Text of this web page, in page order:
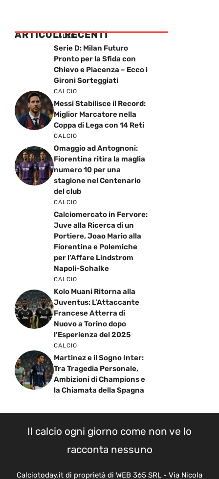
Serie D: Milan Futuro
Pronto per la Sfida con
Chievo e Piacenza – Ecco i
Gironi Sorteggiati
CALCIO
Messi Stabilisce il Record:
Miglior Marcatore nella
Coppa di Lega con 14 Reti
CALCIO
Omaggio ad Antognoni:
Fiorentina ritira la maglia
numero 10 per una
stagione nel Centenario
del club
CALCIO
Calciomercato in Fervore:
Juve alla Ricerca di un
Portiere, Joao Mario alla
Fiorentina e Polemiche
per l’Affare Lindstrom
Napoli-Schalke
CALCIO
Kolo Muani Ritorna alla
Juventus: L’Attaccante
Francese Atterra di
Nuovo a Torino dopo
l’Esperienza del 2025
CALCIO
Martinez e il Sogno Inter:
Tra Tragedia Personale,
Ambizioni di Champions e
la Chiamata della Spagna
Il calcio ogni giorno come non ve lo
racconta nessuno
Marchese 10, 00141 Roma (RM) - Codice Fiscale e